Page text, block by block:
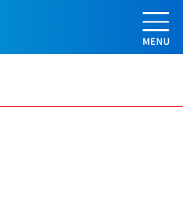
協会」のプロ教師